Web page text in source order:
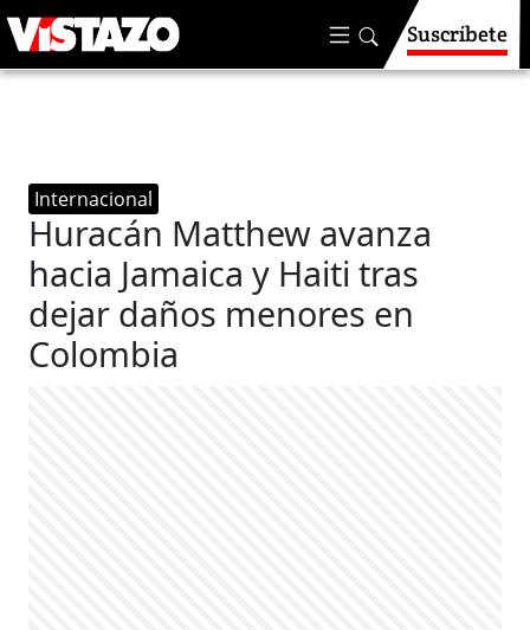
Suscríbete
Internacional
Huracán Matthew avanza
hacia Jamaica y Haiti tras
dejar daños menores en
Colombia